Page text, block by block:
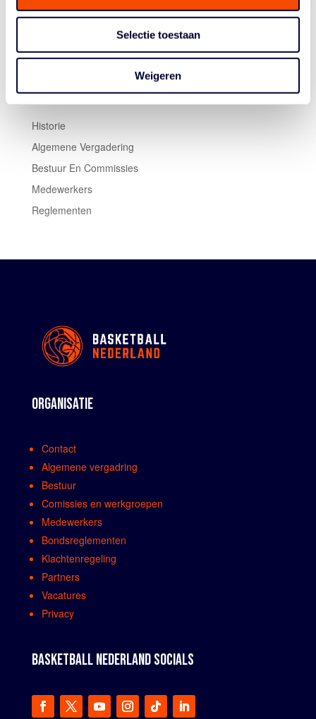
Selectie toestaan
Weigeren
Historie
Algemene Vergadering
Bestuur En Commissies
Medewerkers
Reglementen
ORGANISATIE
Contact
Algemene vergadring
Bestuur
Comissies en werkgroepen
Medewerkers
Bondsreglementen
Klachtenregeling
Partners
Vacatures
Privacy
BASKETBALL NEDERLAND SOCIALS